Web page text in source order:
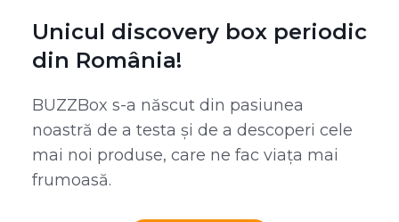
Unicul discovery box periodic
din România!
BUZZBox s-a născut din pasiunea
noastră de a testa și de a descoperi cele
mai noi produse, care ne fac viața mai
frumoasă.